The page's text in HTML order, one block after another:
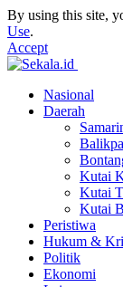
By using this site,
Use.
Accept
Nasional
Daerah
Kutai
Kutai
Kutai
Peristiwa
Hukum &
Politik
Ekonomi